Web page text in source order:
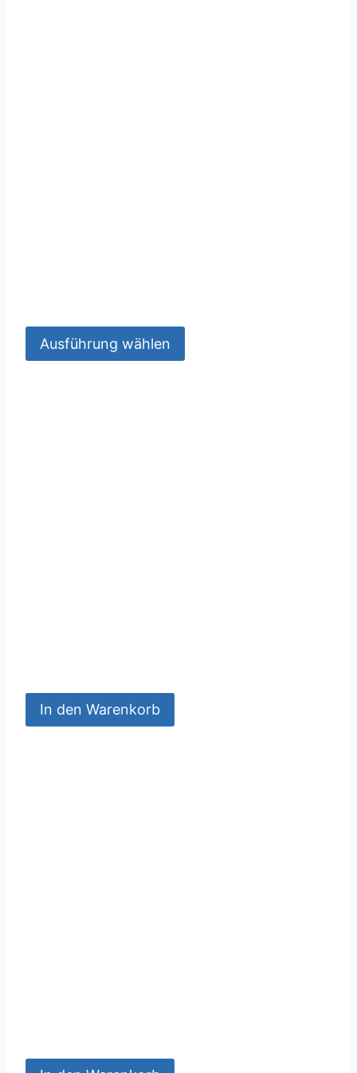
Ausführung wählen
In den Warenkorb